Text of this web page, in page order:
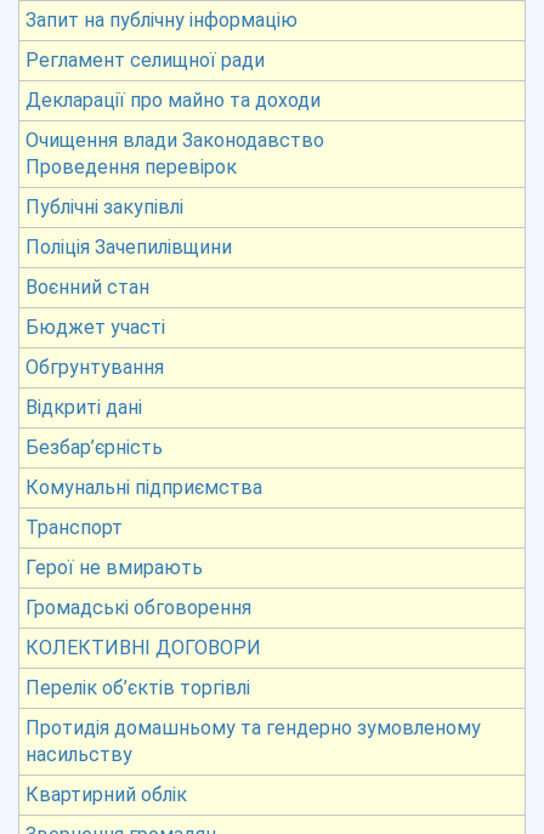
Запит на публічну інформацію
Регламент селищної ради
Декларації про майно та доходи
Очищення влади Законодавство
Проведення перевірок
Публічні закупівлі
Поліція Зачепилівщини
Воєнний стан
Бюджет участі
Обгрунтування
Відкриті дані
Безбар’єрність
Комунальні підприємства
Транспорт
Герої не вмирають
Громадські обговорення
КОЛЕКТИВНІ ДОГОВОРИ
Перелік об’єктів торгівлі
Протидія домашньому та гендерно зумовленому
насильству
Квартирний облік